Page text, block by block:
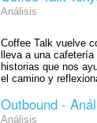
Análisis
Coffee Talk vuelve
lleva a una
historias que nos
el camino y
Outbound -
Análisis